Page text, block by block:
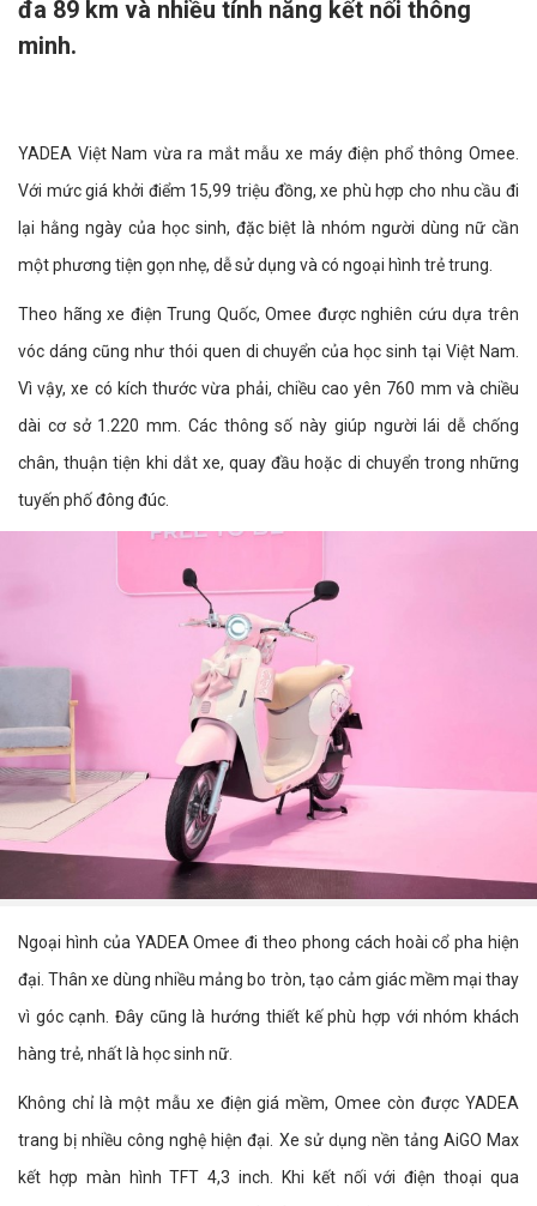
đa 89 km và nhiều tính năng kết nối thông
minh.
YADEA Việt Nam vừa ra mắt mẫu xe máy điện phổ thông Omee.
Với mức giá khởi điểm 15,99 triệu đồng, xe phù hợp cho nhu cầu đi
lại hằng ngày của học sinh, đặc biệt là nhóm người dùng nữ cần
một phương tiện gọn nhẹ, dễ sử dụng và có ngoại hình trẻ trung.
Theo hãng xe điện Trung Quốc, Omee được nghiên cứu dựa trên
vóc dáng cũng như thói quen di chuyển của học sinh tại Việt Nam.
Vì vậy, xe có kích thước vừa phải, chiều cao yên 760 mm và chiều
dài cơ sở 1.220 mm. Các thông số này giúp người lái dễ chống
chân, thuận tiện khi dắt xe, quay đầu hoặc di chuyển trong những
tuyến phố đông đúc.
Ngoại hình của YADEA Omee đi theo phong cách hoài cổ pha hiện
đại. Thân xe dùng nhiều mảng bo tròn, tạo cảm giác mềm mại thay
vì góc cạnh. Đây cũng là hướng thiết kế phù hợp với nhóm khách
hàng trẻ, nhất là học sinh nữ.
Không chỉ là một mẫu xe điện giá mềm, Omee còn được YADEA
trang bị nhiều công nghệ hiện đại. Xe sử dụng nền tảng AiGO Max
kết hợp màn hình TFT 4,3 inch. Khi kết nối với điện thoại qua